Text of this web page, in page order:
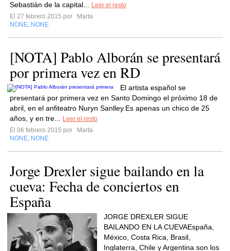
Sebastián de la capital...
Leer el resto
El 27 febrero 2015 por
Marta
NONE NONE
[NOTA] Pablo Alborán se presentará
por primera vez en RD
El artista español se
presentará por primera vez en Santo Domingo el próximo 18 de
abril, en el anfiteatro Nuryn Sanlley.Es apenas un chico de 25
años, y en tre...
Leer el resto
El 06 febrero 2015 por
Marta
NONE NONE
Jorge Drexler sigue bailando en la
cueva: Fecha de conciertos en
España
JORGE DREXLER SIGUE
BAILANDO EN LA CUEVAEspaña,
México, Costa Rica, Brasil,
Inglaterra, Chile y Argentina son los